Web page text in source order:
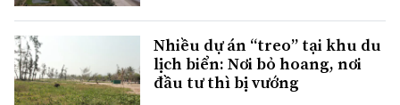
Nhiều dự án “treo” tại khu du
lịch biển: Nơi bỏ hoang, nơi
đầu tư thì bị vướng